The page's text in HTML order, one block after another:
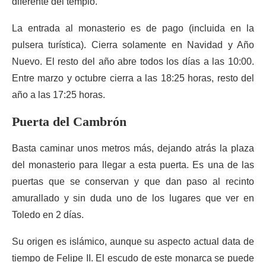
La entrada al monasterio es de pago (incluida en la
pulsera turística). Cierra solamente en Navidad y Año
Nuevo. El resto del año abre todos los días a las 10:00.
Entre marzo y octubre cierra a las 18:25 horas, resto del
año a las 17:25 horas.
Puerta del Cambrón
Basta caminar unos metros más, dejando atrás la plaza
del monasterio para llegar a esta puerta. Es una de las
puertas que se conservan y que dan paso al recinto
amurallado y sin duda uno de los lugares que ver en
Toledo en 2 días.
Su origen es islámico, aunque su aspecto actual data de
tiempo de Felipe II. El escudo de este monarca se puede